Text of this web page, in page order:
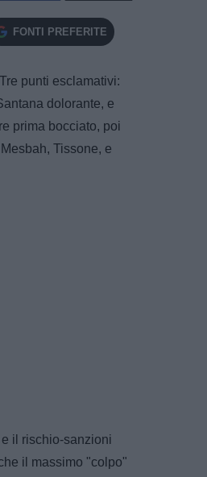
FONTI PREFERITE
punti esclamativi:
dolorante, e
prima bocciato, poi
Tissone, e
il rischio-sanzioni
il massimo "colpo"